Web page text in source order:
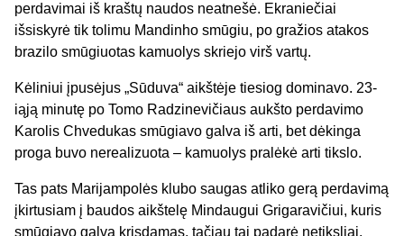
perdavimai iš kraštų naudos neatnešė. Ekraniečiai
išsiskyrė tik tolimu Mandinho smūgiu, po gražios atakos
brazilo smūgiuotas kamuolys skriejo virš vartų.
Kėliniui įpusėjus „Sūduva“ aikštėje tiesiog dominavo. 23-
iąją minutę po Tomo Radzinevičiaus aukšto perdavimo
Karolis Chvedukas smūgiavo galva iš arti, bet dėkinga
proga buvo nerealizuota – kamuolys pralėkė arti tikslo.
Tas pats Marijampolės klubo saugas atliko gerą perdavimą
įkirtusiam į baudos aikštelę Mindaugui Grigaravičiui, kuris
smūgiavo galva krisdamas, tačiau tai padarė netiksliai.